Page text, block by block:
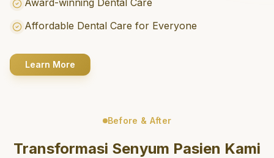
Award-winning Dental Care
Affordable Dental Care for Everyone
Learn More
Before & After
Transformasi Senyum Pasien Kami